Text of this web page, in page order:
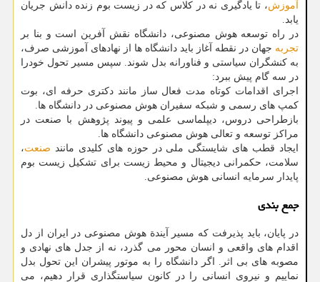
آموزش، تا یادگیری نه در کلاس که در زیست بوم زنده دانش جریان
یابد.
در راه توسعه هوش مصنوعی، دانشگاه نقش آفرین است و بنا بر
تجربه جهان در نقطه آغاز باید دانشگاه ها از نهادهای آموزشی صرف،
به کنشگران سیاستی و فناورانه بدل شوند. سپس مسیر تحول خودرا
در سه گام پیش ببرد:
اجرای اقدامات کوتاه مدت فعال ساز مانند دکتری حرفه ای، بوت
کمپ های رسمی و شبکه سفیران هوش مصنوعی در دانشگاه ها.
بازطراحی دروس، دیپلماسی علمی و پیوند پژوهش با صنعت در
مراکز توسعه و تعالی هوش مصنوعی دانشگاه ها.
ایجاد قطب های شایستگی ملی در حوزه های کلیدی مانند صنعت،
سلامت، حکمرانی دیجیتال و محیط زیست برای تشکیل زیست بوم
پایدار سرمایه انسانی هوش مصنوعی.
جمع بندی
در پایان، باید پذیرفت که مسیر آیندة هوش مصنوعی در ایران از دل
اقدام های واقعی و انسان محور می گذرد، نه از جدل های نهادی و
مصوبه های بی اثر. اگر دانشگاه را به موتور پیشران این تحول بدل
نماییم و نیروی انسانی را در کانون سیاستگذاری قرار دهیم، می